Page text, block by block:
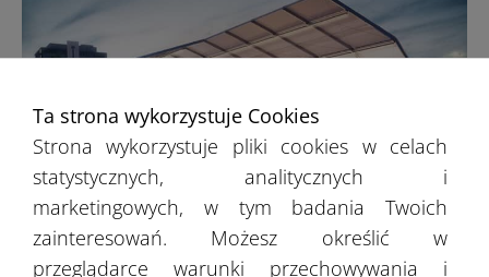
Hale sportowe
Ta strona wykorzystuje Cookies
Strona wykorzystuje pliki cookies w celach
statystycznych, analitycznych i
marketingowych, w tym badania Twoich
zainteresowań. Możesz określić w
przeglądarce warunki przechowywania i